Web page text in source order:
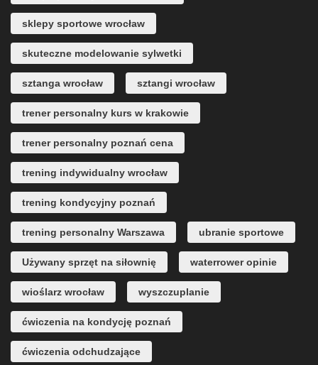
sklepy sportowe wrocław
skuteczne modelowanie sylwetki
sztanga wrocław sztangi wrocław
trener personalny kurs w krakowie
trener personalny poznań cena
trening indywidualny wrocław
trening kondycyjny poznań
trening personalny Warszawa ubranie sportowe
Używany sprzęt na siłownię waterrower opinie
wioślarz wrocław wyszczuplanie
ćwiczenia na kondycję poznań
ćwiczenia odchudzające